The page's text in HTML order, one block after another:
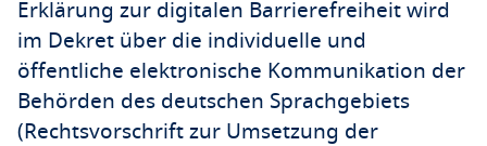
Erklärung zur digitalen Barrierefreiheit wird
im Dekret über die individuelle und
öffentliche elektronische Kommunikation der
Behörden des deutschen Sprachgebiets
(Rechtsvorschrift zur Umsetzung der